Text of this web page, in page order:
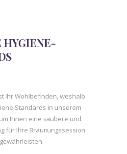
Ihr Wohlbefinden, weshalb
Standards in unserem
Ihnen eine saubere und
für Ihre Bräunungssession